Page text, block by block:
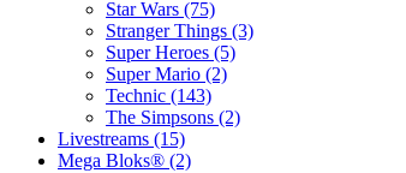
Star Wars (75)
Stranger Things (3)
Super Heroes (5)
Super Mario (2)
Technic (143)
The Simpsons (2)
Livestreams (15)
Mega Bloks® (2)